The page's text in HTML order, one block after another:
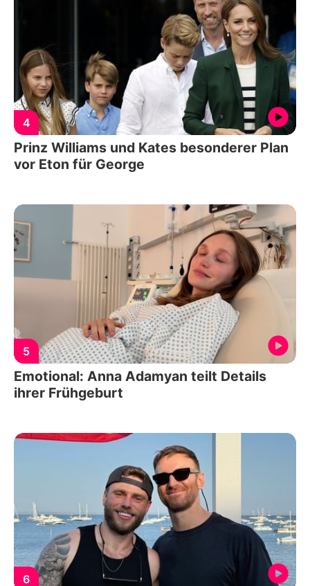
4
Prinz Williams und Kates besonderer Plan
vor Eton für George
5
Emotional: Anna Adamyan teilt Details
ihrer Frühgeburt
6